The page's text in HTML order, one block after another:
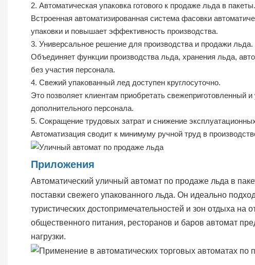
2. Автоматическая упаковка готового к продаже льда в пакеты.
Встроенная автоматизированная система фасовки
упаковки и повышает эффективность производства.
3. Универсальное решение для производства и продажи льда.
Объединяет функции производства льда, хранения льда,
без участия персонала.
4. Свежий упакованный лед доступен круглосуточно.
Это позволяет клиентам приобретать
дополнительного персонала.
5. Сокращение трудовых затрат и снижение
Автоматизация сводит к минимуму ручной труд в
Приложения
Автоматический уличный автомат по продаже льда в
поставки свежего упакованного льда. Он идеально
туристических достопримечательностей и зон отдыха
общественного питания, ресторанов и баров автомат
нагрузки.